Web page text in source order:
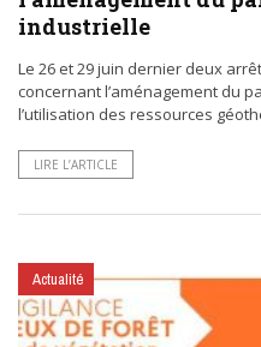
industrielle
Le 26 et 29 juin dernier deux
concernant l’aménagement du
l’utilisation des ressources
LIRE L’ARTICLE
Actualité